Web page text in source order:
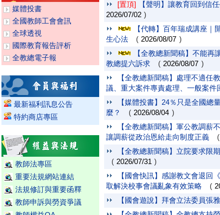
媒體投書
全國教師工會會訊
全球透視
國際教育報告評析
全教總電子報
最新福利訊息公告
特約商店專區
教師法專區
重要法規網站連結
法規修訂與重要函釋
教師申訴與勞資爭議
[置頂]
【聲明】讓教育回到信
2026/07/02 )
【代轉】百年瑞成講座
生心法 ( 2026/08/07 )
【全教總新聞稿】不能
教總提六訴求 ( 2026/08/07 )
【全教總新聞稿】處理不適任
議、重大案件專責處理、一般案件
【媒體投書】24％只是全國總
麼？
( 2026/08/04 )
【全教總新聞稿】軍公教調薪
讓調薪從政治恩給走向制度正義
【全教總新聞稿】立院要求限
( 2026/07/31 )
【國會快訊】感謝教文會退回
取解決校事會議亂象有效策略 (
【國會遊說】拜會立法委員張